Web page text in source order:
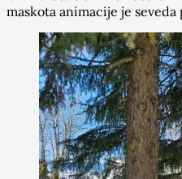
maskota animacije je